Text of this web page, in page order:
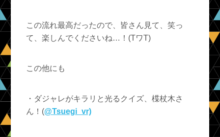
この流れ最高だったので、皆さん見て、笑っ
て、楽しんでくださいね…！(TワT)
この他にも
・ダジャレがキラリと光るクイズ、楪杖木さ
ん！(@Tsuegi_vr)